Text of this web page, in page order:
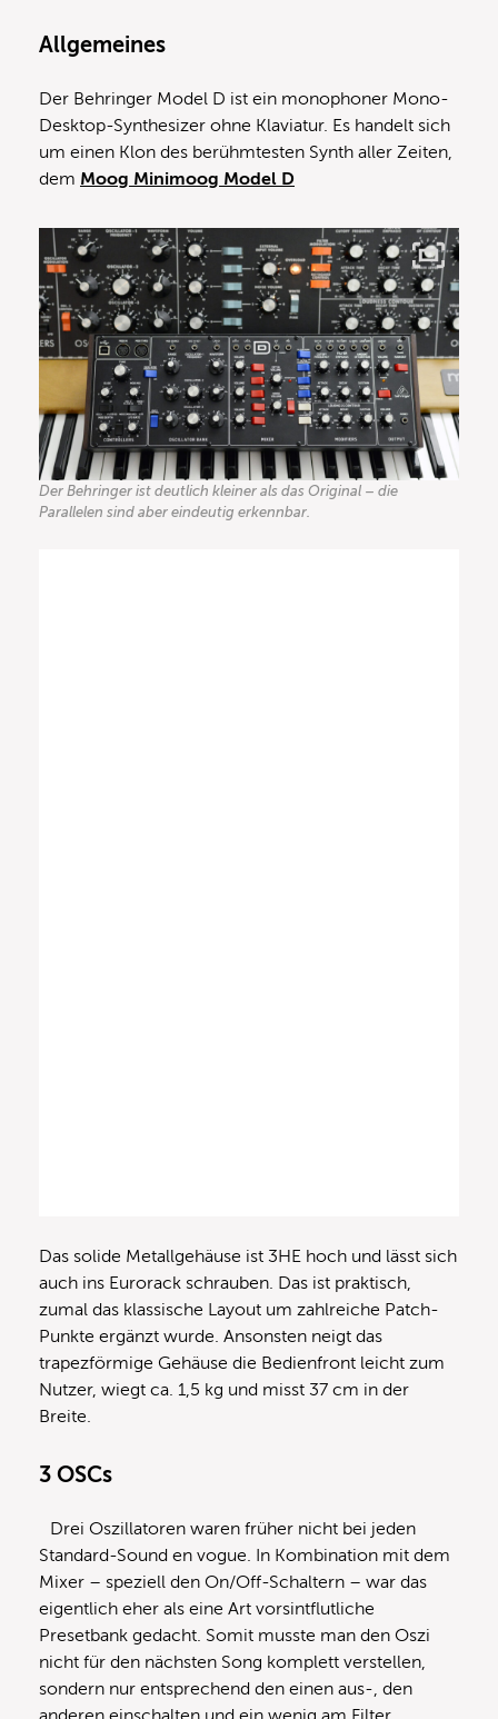
Allgemeines
Der Behringer Model D ist ein monophoner Mono-
Desktop-Synthesizer ohne Klaviatur. Es handelt sich
um einen Klon des berühmtesten Synth aller Zeiten,
dem Moog Minimoog Model D
Der Behringer ist deutlich kleiner als das Original – die
Parallelen sind aber eindeutig erkennbar.
Das solide Metallgehäuse ist 3HE hoch und lässt sich
auch ins Eurorack schrauben. Das ist praktisch,
zumal das klassische Layout um zahlreiche Patch-
Punkte ergänzt wurde. Ansonsten neigt das
trapezförmige Gehäuse die Bedienfront leicht zum
Nutzer, wiegt ca. 1,5 kg und misst 37 cm in der
Breite.
3 OSCs
Drei Oszillatoren waren früher nicht bei jeden
Standard-Sound en vogue. In Kombination mit dem
Mixer – speziell den On/Off-Schaltern – war das
eigentlich eher als eine Art vorsintflutliche
Presetbank gedacht. Somit musste man den Oszi
nicht für den nächsten Song komplett verstellen,
sondern nur entsprechend den einen aus-, den